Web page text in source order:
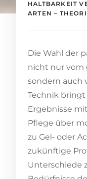
HALTBARKEIT
ARTEN –
Die Wahl der
nicht nur vom
sondern auch
Technik
Ergebnisse
Pflege über
zu Gel- oder
zukünftige
Unterschiede